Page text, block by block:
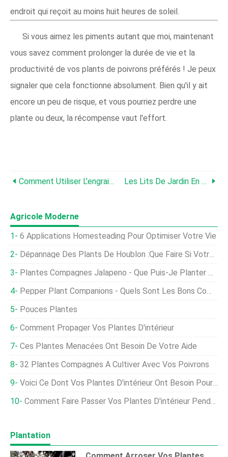
endroit qui reçoit au moins huit heures de soleil.
Si vous aimez les piments autant que moi, maintenant
vous savez comment prolonger la durée de vie et la
productivité de vos plants de poivrons préférés ! Je peux
signaler que cela fonctionne absolument. Bien qu'il y ait
encore un peu de risque, et vous pourriez perdre une
plante ou deux, la récompense vaut l'effort.
Comment Utiliser L'engrais À Base De Phosphate De Roche Dans Votre Jardin Les Lits De Jardin En Acier Galvanisé Sont-Ils Sûrs ?
Agricole Moderne
6 Applications Homesteading Pour Optimiser Votre Vie
Dépannage Des Plants De Houblon :que Faire Si Votre Houblon A Cessé De Pousser
Plantes Compagnes Jalapeno - Que Puis-Je Planter Avec Des Piments Jalapeno
Pepper Plant Companions - Quels Sont Les Bons Compagnons Pour Les Poivrons
Pouces Plantes
Comment Propager Vos Plantes D'intérieur
Ces Plantes Menacées Ont Besoin De Votre Aide
32 Plantes Compagnes À Cultiver Avec Vos Poivrons
Voici Ce Dont Vos Plantes D'intérieur Ont Besoin Pour Le Printemps
Comment Faire Passer Vos Plantes D'intérieur Pendant L'hiver
Plantation